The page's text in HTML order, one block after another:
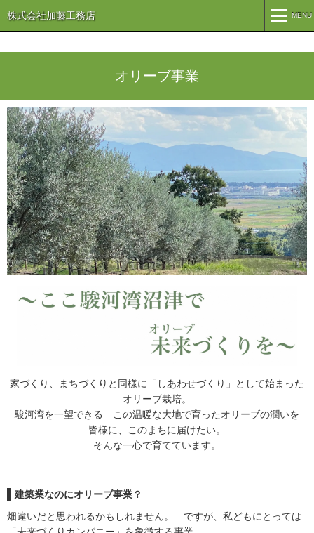
株式会社加藤工務店 MENU
コンセプト 会社概要
組織
事業案内
まちづくり 注文住宅
商業・事業施設 医療・福祉施設・幼稚園
施工実績
公共施設 PFI事業
商業・事業施設
代表メッセージ 先輩たちの声
BLOG
オリーブ事業
家づくり、まちづくりと同様に「しあわせづくり」として始まった
オリーブ栽培。
駿河湾を一望できる この温暖な大地で育ったオリーブの潤いを
皆様に、このまちに届けたい。
そんな一心で育てています。
建築業なのにオリーブ事業？
畑違いだと思われるかもしれません。 ですが、私どもにとっては